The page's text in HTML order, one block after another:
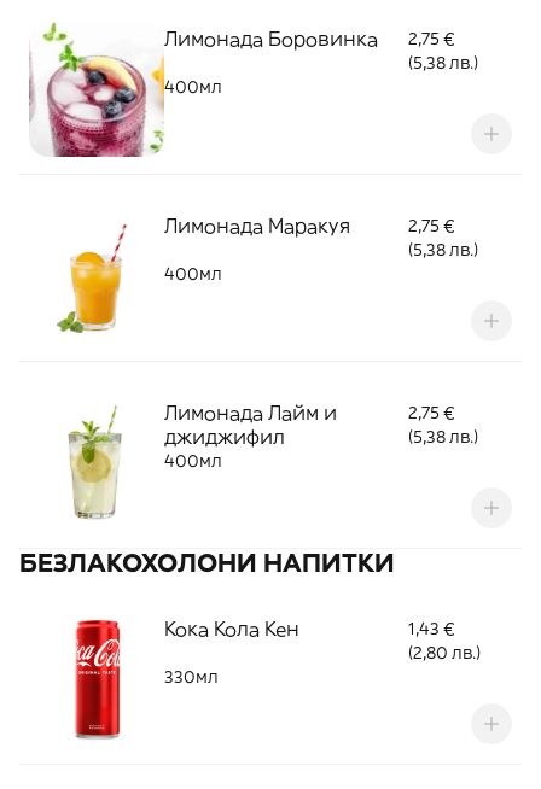
Лимонада Боровинка
2,75 €
(5,38 лв.)
400мл
Лимонада Маракуя
2,75 €
(5,38 лв.)
400мл
Лимонада Лайм и
джиджифил
2,75 €
(5,38 лв.)
400мл
БЕЗЛАКОХОЛОНИ НАПИТКИ
Кока Кола Кен
1,43 €
(2,80 лв.)
330мл